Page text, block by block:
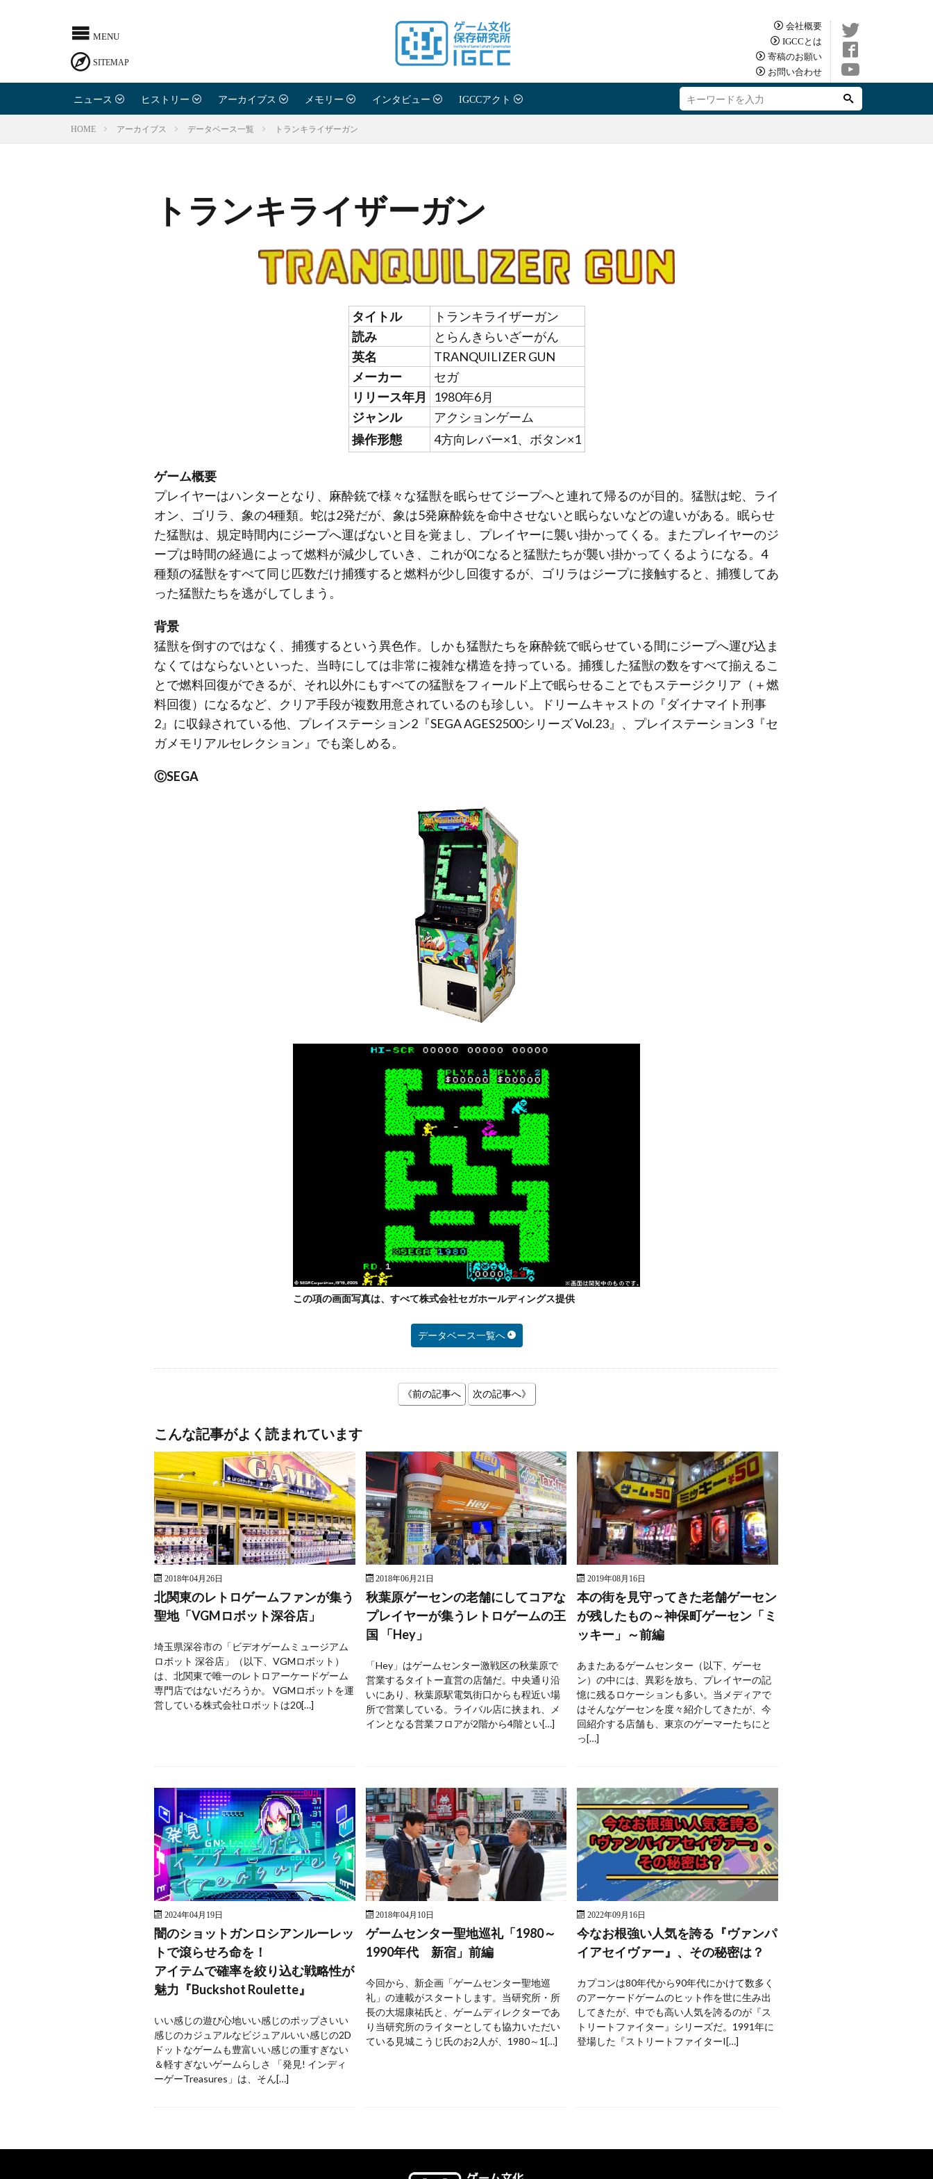
会社概要
IGCCとは
寄稿のお願い
お問い合わせ
ニュース ヒストリー アーカイブス メモリー インタビュー IGCCアクト
HOME アーカイブス データベース一覧 トランキライザーガン
トランキライザーガン
タイトル
トランキライザーガン
読み
とらんきらいざーがん
英名
TRANQUILIZER GUN
メーカー
セガ
リリース年月
1980年6月
ジャンル
アクションゲーム
操作形態
4方向レバー×1、ボタン×1
ゲーム概要
プレイヤーはハンターとなり、麻酔銃で様々な猛獣を眠らせてジープへと連れて帰るのが目的。猛獣は蛇、ライ
オン、ゴリラ、象の4種類。蛇は2発だが、象は5発麻酔銃を命中させないと眠らないなどの違いがある。眠らせ
た猛獣は、規定時間内にジープへ運ばないと目を覚まし、プレイヤーに襲い掛かってくる。またプレイヤーのジ
ープは時間の経過によって燃料が減少していき、これが0になると猛獣たちが襲い掛かってくるようになる。4
種類の猛獣をすべて同じ匹数だけ捕獲すると燃料が少し回復するが、ゴリラはジープに接触すると、捕獲してあ
った猛獣たちを逃がしてしまう。
背景
猛獣を倒すのではなく、捕獲するという異色作。しかも猛獣たちを麻酔銃で眠らせている間にジープへ運び込ま
なくてはならないといった、当時にしては非常に複雑な構造を持っている。捕獲した猛獣の数をすべて揃えるこ
とで燃料回復ができるが、それ以外にもすべての猛獣をフィールド上で眠らせることでもステージクリア（＋燃
料回復）になるなど、クリア手段が複数用意されているのも珍しい。ドリームキャストの『ダイナマイト刑事
2』に収録されている他、プレイステーション2『SEGA AGES2500シリーズ Vol.23』、プレイステーション3『セ
ガメモリアルセレクション』でも楽しめる。
ⒸSEGA
この項の画面写真は、すべて株式会社セガホールディングス提供
データベース一覧へ
《前の記事へ 次の記事へ》
こんな記事がよく読まれています
2018年04月26日
北関東のレトロゲームファンが集う
聖地「VGMロボット深谷店」
埼玉県深谷市の「ビデオゲームミュージアム
ロボット 深谷店」（以下、VGMロボット）
は、北関東で唯一のレトロアーケードゲーム
専門店ではないだろうか。 VGMロボットを運
営している株式会社ロボットは20[…]
2018年06月21日
秋葉原ゲーセンの老舗にしてコアな
プレイヤーが集うレトロゲームの王
国 「Hey」
「Hey」はゲームセンター激戦区の秋葉原で
営業するタイトー直営の店舗だ。中央通り沿
いにあり、秋葉原駅電気街口からも程近い場
所で営業している。ライバル店に挟まれ、メ
インとなる営業フロアが2階から4階とい[…]
2019年08月16日
本の街を見守ってきた老舗ゲーセン
が残したもの～神保町ゲーセン「ミ
ッキー」～前編
あまたあるゲームセンター（以下、ゲーセ
ン）の中には、異彩を放ち、プレイヤーの記
憶に残るロケーションも多い。当メディアで
はそんなゲーセンを度々紹介してきたが、今
回紹介する店舗も、東京のゲーマーたちにと
っ[…]
2024年04月19日
闇のショットガンロシアンルーレッ
トで滾らせろ命を！
アイテムで確率を絞り込む戦略性が
魅力『Buckshot Roulette』
いい感じの遊び心地いい感じのポップさいい
感じのカジュアルなビジュアルいい感じの2D
ドットなゲームも豊富いい感じの重すぎない
＆軽すぎないゲームらしさ 「発見! インディ
ーゲーTreasures」は、そん[…]
2018年04月10日
ゲームセンター聖地巡礼「1980～
1990年代 新宿」前編
今回から、新企画「ゲームセンター聖地巡
礼」の連載がスタートします。当研究所・所
長の大堀康祐氏と、ゲームディレクターであ
り当研究所のライターとしても協力いただい
ている見城こうじ氏のお2人が、1980～1[…]
2022年09月16日
今なお根強い人気を誇る『ヴァンパ
イアセイヴァー』、その秘密は？
カプコンは80年代から90年代にかけて数多く
のアーケードゲームのヒット作を世に生み出
してきたが、中でも高い人気を誇るのが『ス
トリートファイター』シリーズだ。1991年に
登場した『ストリートファイターI[…]